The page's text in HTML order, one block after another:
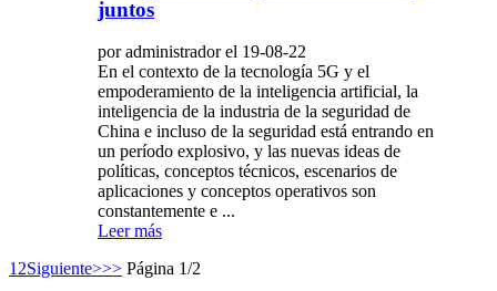
juntos
por administrador el 19-08-22
En el contexto de la tecnología 5G y el
empoderamiento de la inteligencia artificial, la
inteligencia de la industria de la seguridad de
China e incluso de la seguridad está entrando en
un período explosivo, y las nuevas ideas de
políticas, conceptos técnicos, escenarios de
aplicaciones y conceptos operativos son
constantemente e ...
Leer más
1 2Siguiente>>> Página 1/2